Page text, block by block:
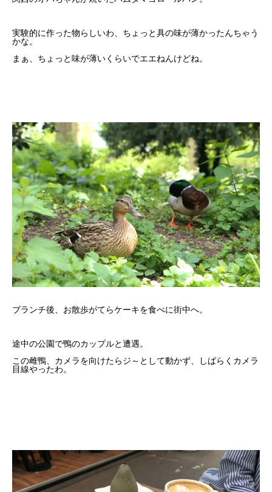
実験的に作った物らしいわ、ちょっと具の味が薄かったんちゃう
かな。
まぁ、ちょっと味が薄いくらいでエエねんけどね。
ブランチ後、お散歩がてらケーキを食べに街中へ。
途中の公園で鴨のカップルと遭遇。
この雌鴨、カメラを向けたらジ～として動かず、しばらくカメラ
目線やったわ。